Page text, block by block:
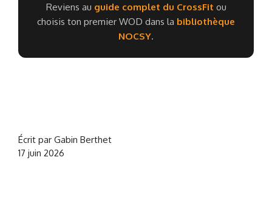
Reviens au guide complet du CrossFit ou
choisis ton premier WOD dans la bibliothèque
NOCSY.
Écrit par Gabin Berthet
17 juin 2026